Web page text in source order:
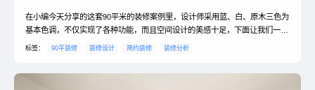
在小编今天分享的这套90平米的装修案例里，设计师采用蓝、白、原木三色为
基本色调，不仅实现了各种功能，而且空间设计的美感十足，下面让我们一起
看看这款现代简约风的两室一厅吧。设计重点☞1：落地窗让空间更加通透点
标签： 90平装修 装修设计 简约装修 装修分析